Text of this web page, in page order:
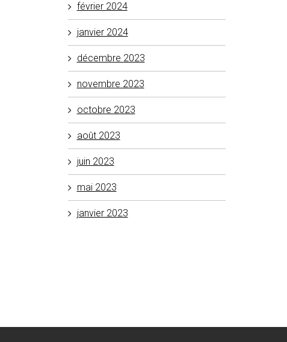
février 2024
janvier 2024
décembre 2023
novembre 2023
octobre 2023
août 2023
juin 2023
mai 2023
janvier 2023